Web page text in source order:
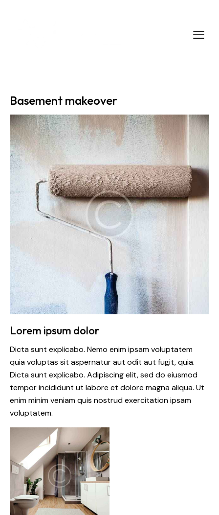
Basement makeover
Lorem ipsum dolor
Dicta sunt explicabo. Nemo enim ipsam voluptatem
quia voluptas sit aspernatur aut odit aut fugit, quia.
Dicta sunt explicabo. Adipiscing elit, sed do eiusmod
tempor incididunt ut labore et dolore magna aliqua. Ut
enim minim veniam quis nostrud exercitation ipsam
voluptatem.